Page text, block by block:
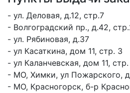
- ул. Деловая, д.12, стр.7
- Волгоградский пр., д.42,
- ул. Рябиновая, д.37
- ул Касаткина, дом 11, стр. 3
- ул Каланчевская, дом 11,
- МО, Химки, ул Пожарского,
- МО, Красногорск, б-р